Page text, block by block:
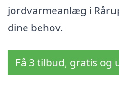
jordvarmeanlæg i
dine behov.
Få 3 tilbud, gratis og